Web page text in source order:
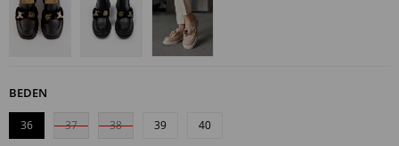
BEDEN
36 37 38 39 40